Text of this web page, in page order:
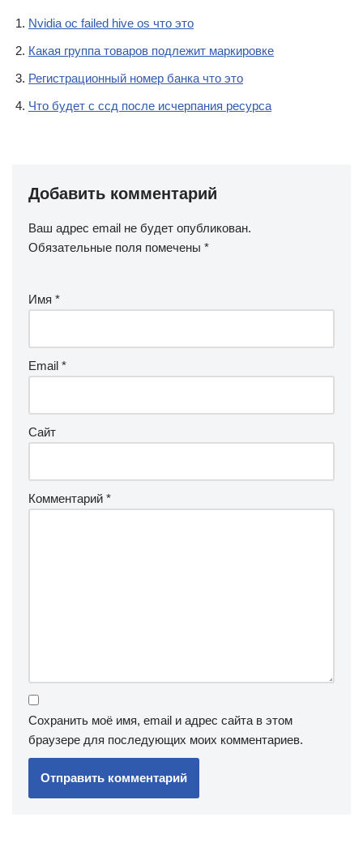
Nvidia oc failed hive os что это
Какая группа товаров подлежит маркировке
Регистрационный номер банка что это
Что будет с ссд после исчерпания ресурса
Добавить комментарий
Ваш адрес email не будет опубликован.
Обязательные поля помечены *
Имя *
Email *
Сайт
Комментарий *
Сохранить моё имя, email и адрес сайта в этом
браузере для последующих моих комментариев.